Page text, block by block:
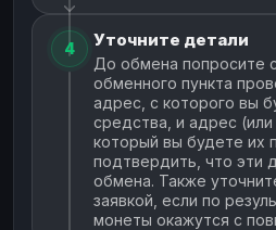
4 Уточните детали
До обмена попросите
обменного пункта
адрес, с которого вы
средства, и адрес
который вы будете их
подтвердить, что эти
обмена. Также
заявкой, если по
монеты окажутся с